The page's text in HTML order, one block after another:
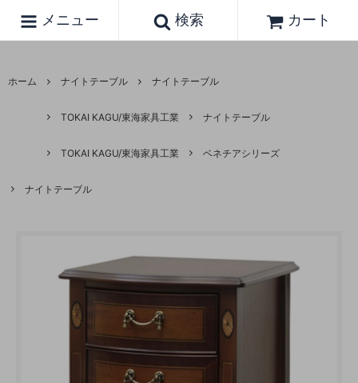
メニュー 検索 カート
ホーム ナイトテーブル ナイトテーブル
TOKAI KAGU/東海家具工業 ナイトテーブル
TOKAI KAGU/東海家具工業 ベネチアシリーズ
ナイトテーブル